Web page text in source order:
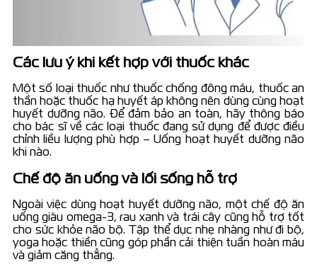
Các lưu ý khi kết hợp với thuốc khác
Một số loại thuốc như thuốc chống đông máu, thuốc an
thần hoặc thuốc hạ huyết áp không nên dùng cùng hoạt
huyết dưỡng não. Để đảm bảo an toàn, hãy thông báo
cho bác sĩ về các loại thuốc đang sử dụng để được điều
chỉnh liều lượng phù hợp – Uống hoạt huyết dưỡng não
khi nào.
Chế độ ăn uống và lối sống hỗ trợ
Ngoài việc dùng hoạt huyết dưỡng não, một chế độ ăn
uống giàu omega-3, rau xanh và trái cây cũng hỗ trợ tốt
cho sức khỏe não bộ. Tập thể dục nhẹ nhàng như đi bộ,
yoga hoặc thiền cũng góp phần cải thiện tuần hoàn máu
và giảm căng thẳng.